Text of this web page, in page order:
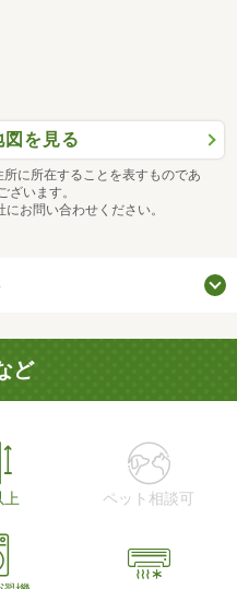
を見る
に所在することを表すものであ
ざいます。
お問い合わせください。
ど
上 ペット相談可